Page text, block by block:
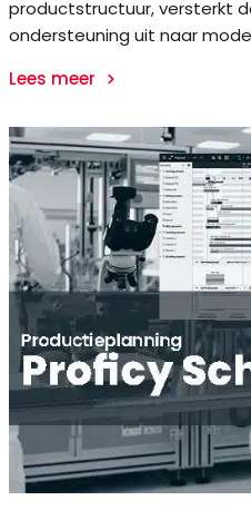
productstructuur, versterkt
ondersteuning uit naar
Lees meer